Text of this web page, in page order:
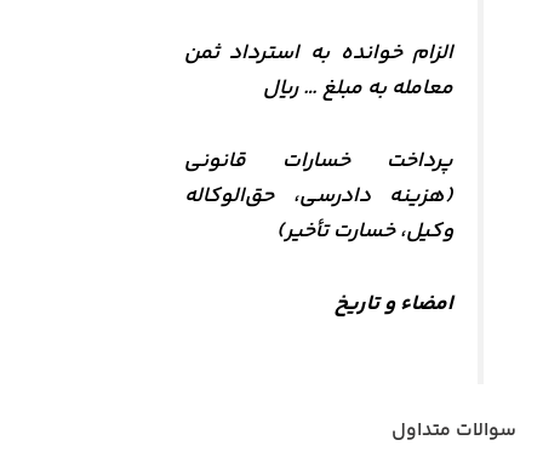
الزام خوانده به استرداد ثمن
معامله به مبلغ … ریال
پرداخت خسارات قانونی
(هزینه دادرسی، حق‌الوکاله
وکیل، خسارت تأخیر)
امضاء و تاریخ
سوالات متداول